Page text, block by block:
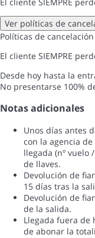
Ver políticas de
Políticas de cancelación
El cliente SIEMPRE
Desde hoy hasta la
No presentarse 100%
Notas adicionales
Unos días antes
con la agencia
llegada (nº vuelo
de llaves.
Devolución de
15 días tras la
Devolución de
de la salida.
Llegada fuera de
de abonar la